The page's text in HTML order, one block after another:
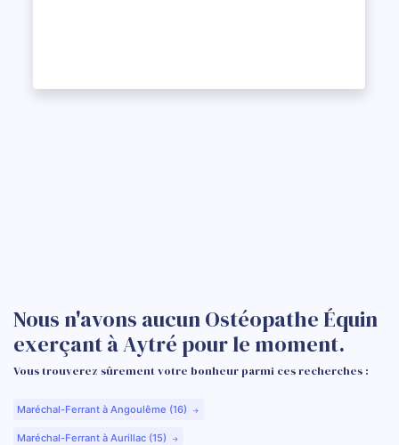
Nous n'avons aucun Ostéopathe Équin
exerçant à Aytré pour le moment.
Vous trouverez sûrement votre bonheur parmi ces recherches :
Maréchal-Ferrant à Angoulême (16)
Maréchal-Ferrant à Aurillac (15)